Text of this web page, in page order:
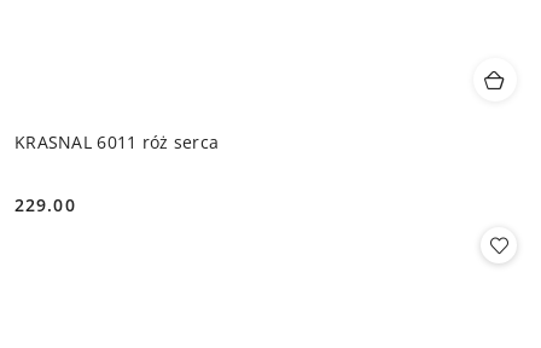
KRASNAL 6011 róż serca
Cena:
229.00